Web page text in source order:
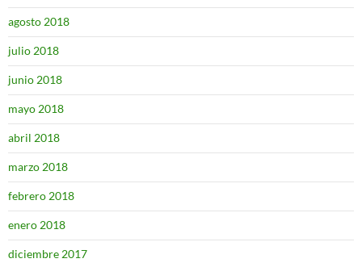
agosto 2018
julio 2018
junio 2018
mayo 2018
abril 2018
marzo 2018
febrero 2018
enero 2018
diciembre 2017